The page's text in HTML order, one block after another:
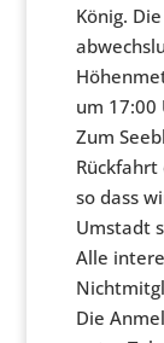
König.
um 17:00
Zum
so dass
Umstadt
Alle
Die